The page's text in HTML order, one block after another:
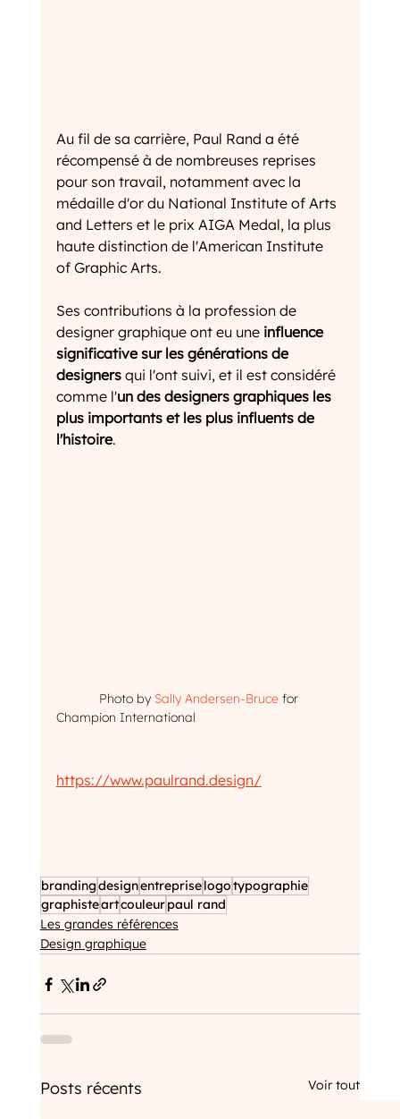
Au fil de sa carrière, Paul Rand a été
récompensé à de nombreuses reprises
pour son travail, notamment avec la
médaille d'or du National Institute of Arts
and Letters et le prix AIGA Medal, la plus
haute distinction de l'American Institute
of Graphic Arts.
Ses contributions à la profession de
designer graphique ont eu une influence
significative sur les générations de
designers qui l'ont suivi, et il est considéré
comme l'un des designers graphiques les
plus importants et les plus influents de
l'histoire.
            Photo by
Sally Andersen-Bruce for
Champion International
https://www.paulrand.design/
brandingdesignentrepriselogotypographie
graphisteartcouleurpaul rand
Les grandes références
Design graphique
Posts récents Voir tout